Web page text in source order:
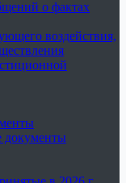
о фактах
воздействия,
документы